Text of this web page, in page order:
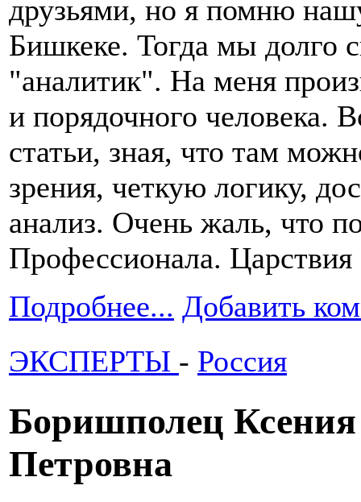
друзьями, но я помню
Бишкеке. Тогда мы долго
"аналитик". На меня
и порядочного человека.
статьи, зная, что там
зрения, четкую логику,
анализ. Очень жаль, что
Профессионала.
Подробнее... Добавить
ЭКСПЕРТЫ - Россия
Боришполец Ксения
Петровна